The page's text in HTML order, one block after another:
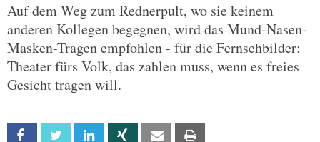
Auf dem Weg zum Rednerpult, wo sie keinem
anderen Kollegen begegnen, wird das Mund-Nasen-
Masken-Tragen empfohlen - für die Fernsehbilder:
Theater fürs Volk, das zahlen muss, wenn es freies
Gesicht tragen will.
Facebook Twitter Linkedin Xing Email